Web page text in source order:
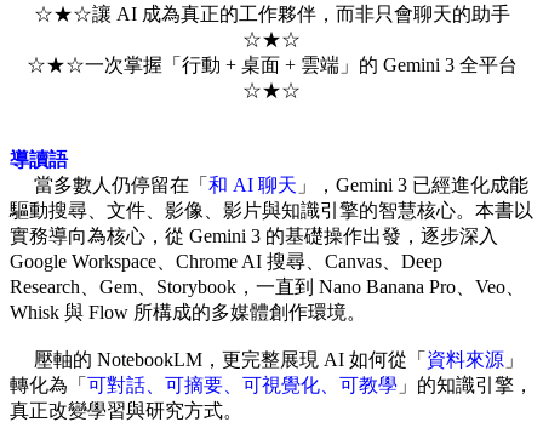
☆★☆讓 AI 成為真正的工作夥伴，而非只會聊天的助手
☆★☆
☆★☆一次掌握「行動 + 桌面 + 雲端」的 Gemini 3 全平台
☆★☆
導讀語
當多數人仍停留在「 和 AI 聊天 」，Gemini 3 已經進化成能
驅動搜尋、文件、影像、影片與知識引擎的智慧核心。本書以
實務導向為核心，從 Gemini 3 的基礎操作出發，逐步深入
Google Workspace、Chrome AI 搜尋、Canvas、Deep
Research、Gem、Storybook，一直到 Nano Banana Pro、Veo、
Whisk 與 Flow 所構成的多媒體創作環境。
壓軸的 NotebookLM，更完整展現 AI 如何從「 資料來源 」
轉化為「 可對話、可摘要、可視覺化、可教學 」的知識引擎，
真正改變學習與研究方式。